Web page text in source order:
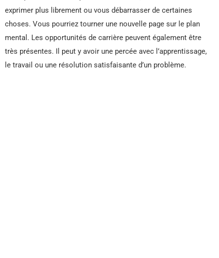
exprimer plus librement ou vous débarrasser de certaines
choses. Vous pourriez tourner une nouvelle page sur le plan
mental. Les opportunités de carrière peuvent également être
très présentes. Il peut y avoir une percée avec l’apprentissage,
le travail ou une résolution satisfaisante d’un problème.